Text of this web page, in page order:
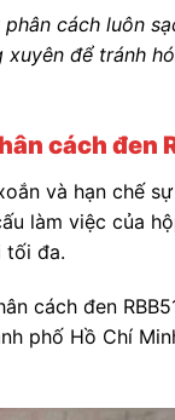
cách luôn
để tránh
cách đen
và hạn chế
làm việc của
tối đa.
cách đen
phố Hồ Chí